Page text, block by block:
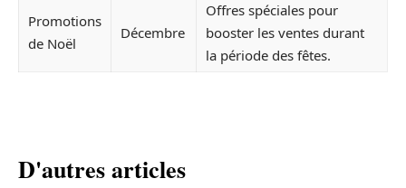
Promotions
de Noël
Décembre
Offres spéciales pour
booster les ventes durant
la période des fêtes.
D'autres articles